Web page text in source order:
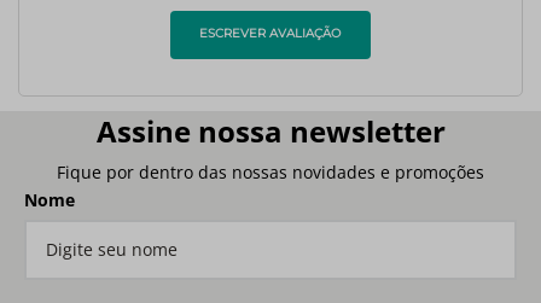
ESCREVER AVALIAÇÃO
Assine nossa newsletter
Fique por dentro das nossas novidades e promoções
Nome